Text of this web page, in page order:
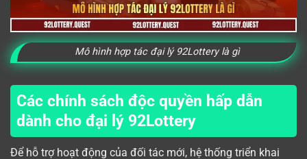
Mô hình hợp tác đại lý 92Lottery là gì
Các chính sách độc quyền hấp dẫn
dành cho đại lý 92Lottery
Để hỗ trợ hoạt động của đối tác mới, hệ thống triển khai